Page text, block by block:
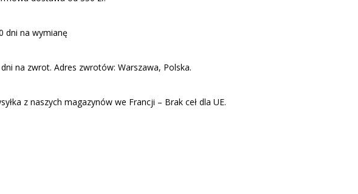
dni na wymianę
na zwrot. Adres zwrotów: Warszawa, Polska.
z naszych magazynów we Francji – Brak ceł dla UE.